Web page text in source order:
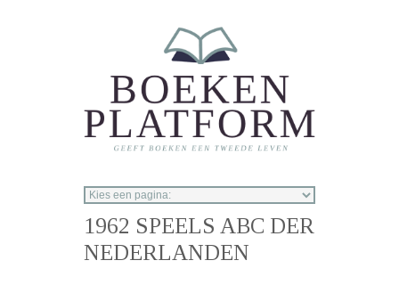
1962 SPEELS ABC DER
NEDERLANDEN